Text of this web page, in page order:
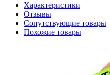
Характеристики
Отзывы
Сопутствующие товары
Похожие товары